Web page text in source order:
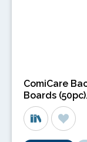
ComiCare
Boards (50pc).